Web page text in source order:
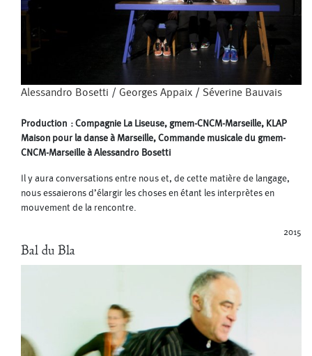
Alessandro Bosetti / Georges Appaix / Séverine Bauvais
Production : Compagnie La Liseuse, gmem-CNCM-Marseille, KLAP
Maison pour la danse à Marseille, Commande musicale du gmem-
CNCM-Marseille à Alessandro Bosetti
Il y aura conversations entre nous et, de cette matière de langage,
nous essaierons d’élargir les choses en étant les interprètes en
mouvement de la rencontre.
2015
Bal du Bla